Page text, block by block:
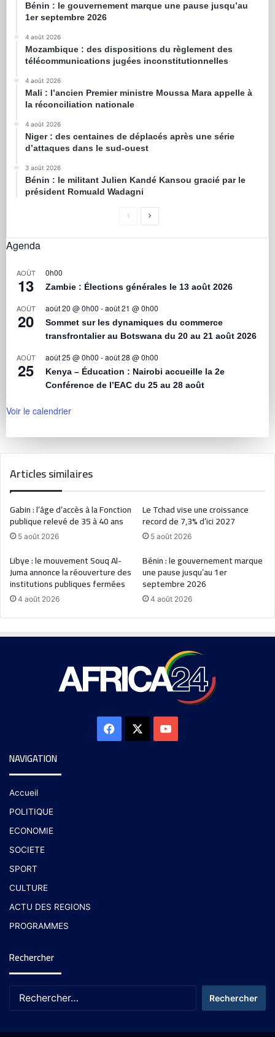
Bénin : le gouvernement marque une pause jusqu’au
1er septembre 2026
4 août 2026
Mozambique : des dispositions du règlement des
télécommunications jugées inconstitutionnelles
4 août 2026
Mali : l’ancien Premier ministre Moussa Mara appelle à
la réconciliation nationale
4 août 2026
Niger : des centaines de déplacés après une série
d’attaques dans le sud-ouest
3 août 2026
Bénin : le militant Julien Kandé Kansou gracié par le
président Romuald Wadagni
Agenda
AOÛT
13
0h00
Zambie : Élections générales le 13 août 2026
AOÛT
20
août 20 @ 0h00 -août 21 @ 0h00
Sommet sur les dynamiques du commerce
transfrontalier au Botswana du 20 au 21 août 2026
AOÛT
25
août 25 @ 0h00 -août 28 @ 0h00
Kenya – Éducation : Nairobi accueille la 2e
Conférence de l’EAC du 25 au 28 août
Voir le calendrier
Articles similaires
Gabin : l’âge d’accès à la Fonction
publique relevé de 35 à 40 ans
5 août 2026
Le Tchad vise une croissance
record de 7,3% d’ici 2027
5 août 2026
Libye : le mouvement Souq Al-
Juma annonce la réouverture des
institutions publiques fermées
4 août 2026
Bénin : le gouvernement marque
une pause jusqu’au 1er
septembre 2026
4 août 2026
NAVIGATION
Accueil
POLITIQUE
ECONOMIE
SOCIETE
SPORT
CULTURE
ACTU DES REGIONS
PROGRAMMES
Rechercher